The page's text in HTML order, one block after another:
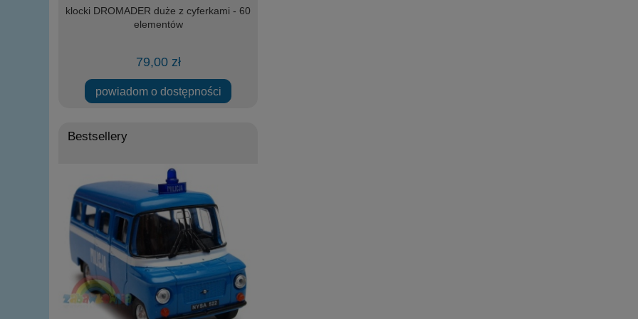
klocki DROMADER duże z cyferkami - 60
elementów
79,00 zł
powiadom o dostępności
Bestsellery